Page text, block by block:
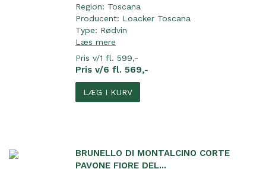
Region: Toscana
Producent: Loacker Toscana
Type: Rødvin
Læs mere
Pris v/1 fl. 599,-
Pris v/6 fl. 569,-
LÆG I KURV
BRUNELLO DI MONTALCINO CORTE
PAVONE FIORE DEL...